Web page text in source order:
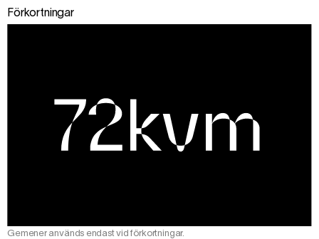
Förkortningar
Gemener används endast vid förkortningar.